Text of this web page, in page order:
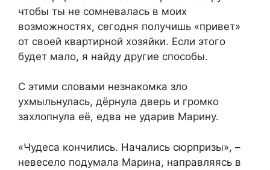
чтобы ты не сомневалась в моих
возможностях, сегодня получишь «привет»
от своей квартирной хозяйки. Если этого
будет мало, я найду другие способы.
С этими словами незнакомка зло
ухмыльнулась, дёрнула дверь и громко
захлопнула её, едва не ударив Марину.
«Чудеса кончились. Начались сюрпризы», –
невесело подумала Марина, направляясь в